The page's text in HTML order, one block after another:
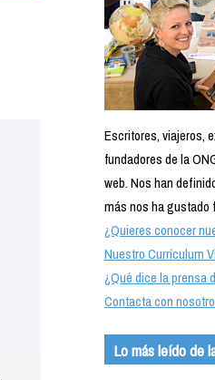
Escritores, viajeros,
fundadores de la
web. Nos han
más nos ha gustado
¿Quieres conocer
Nuestro Currículum
¿Qué dice la prensa
Contacta con
Lo más leído de